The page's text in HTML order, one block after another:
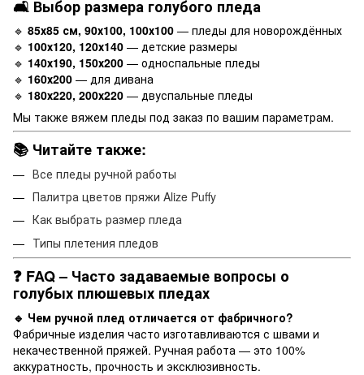
🛋️ Выбор размера голубого пледа
🔹 85х85 см, 90х100, 100х100 — пледы для новорождённых
🔹 100х120, 120х140 — детские размеры
🔹 140х190, 150х200 — односпальные пледы
🔹 160х200 — для дивана
🔹 180х220, 200х220 — двуспальные пледы
Мы также вяжем пледы под заказ по вашим параметрам.
📚 Читайте также:
Все пледы ручной работы
Палитра цветов пряжи Alize Puffy
Как выбрать размер пледа
Типы плетения пледов
❓ FAQ – Часто задаваемые вопросы о
голубых плюшевых пледах
🔹 Чем ручной плед отличается от фабричного?
Фабричные изделия часто изготавливаются с швами и
некачественной пряжей. Ручная работа — это 100%
аккуратность, прочность и эксклюзивность.